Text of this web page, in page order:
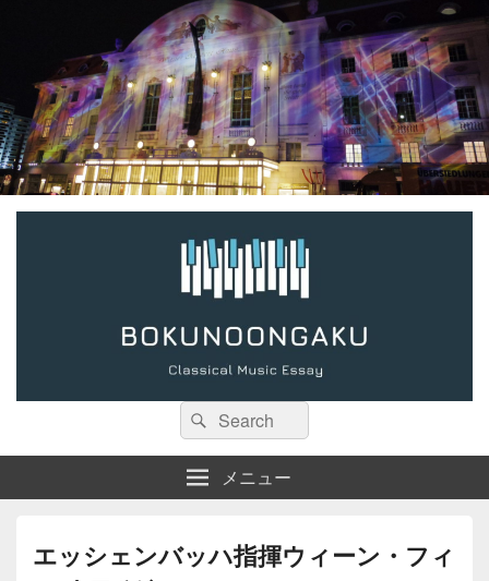
検
索:
検
索
メニュー
エッシェンバッハ指揮ウィーン・フィ